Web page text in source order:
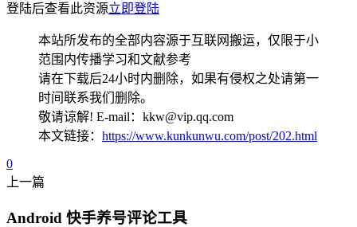
登陆后查看此资源立即登陆
本站所发布的全部内容源于互联网搬运，仅限于小
范围内传播学习和文献参考
请在下载后24小时内删除，如果有侵权之处请第一
时间联系我们删除。
敬请谅解! E-mail：kkw@vip.qq.com
本文链接： https://www.kunkunwu.com/post/202.html
0
上一篇
Android 快手养号评论工具